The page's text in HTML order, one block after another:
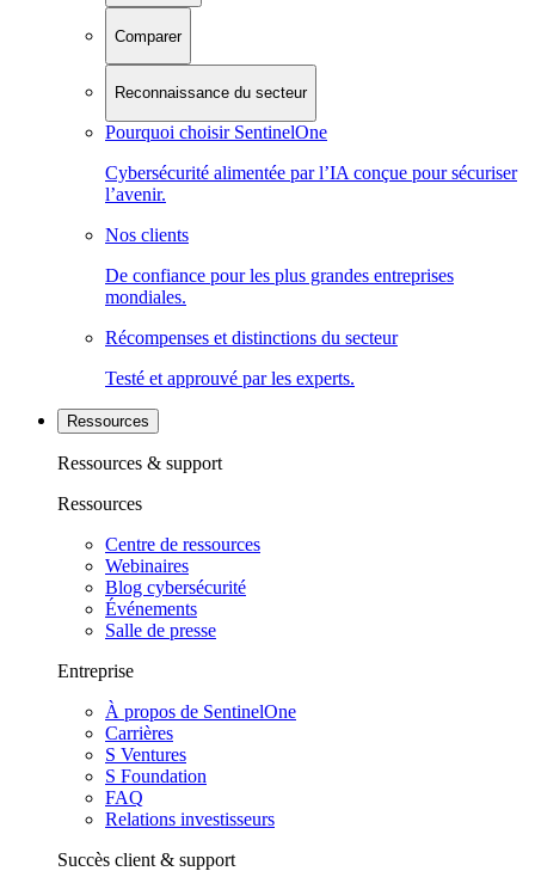
Comparer
Reconnaissance du secteur
Pourquoi choisir SentinelOne
Cybersécurité alimentée par l’IA conçue pour sécuriser
l’avenir.
Nos clients
De confiance pour les plus grandes entreprises
mondiales.
Récompenses et distinctions du secteur
Testé et approuvé par les experts.
Ressources
Ressources & support
Ressources
Centre de ressources
Webinaires
Blog cybersécurité
Événements
Salle de presse
Entreprise
À propos de SentinelOne
Carrières
S Ventures
S Foundation
FAQ
Relations investisseurs
Succès client & support